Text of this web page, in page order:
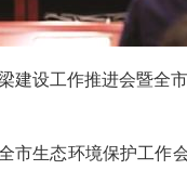
建设工作推进会暨全
市生态环境保护工作